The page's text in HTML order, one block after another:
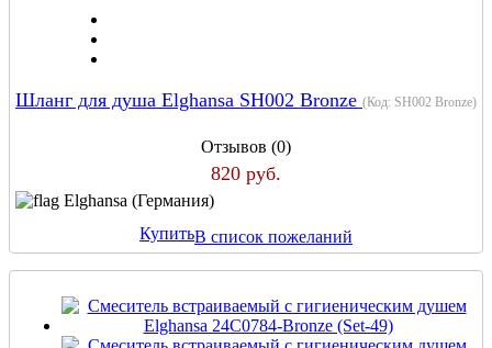
Шланг для душа Elghansa SH002 Bronze (Код: SH002 Bronze)
Отзывов (0)
820 руб.
Elghansa (Германия)
КупитьВ список пожеланий